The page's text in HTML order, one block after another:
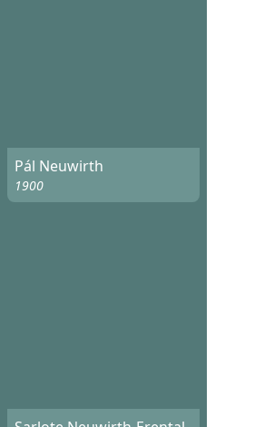
Pál Neuwirth
1900